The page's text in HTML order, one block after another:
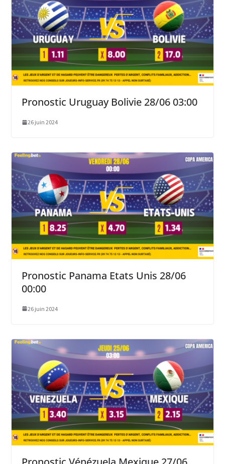
Pronostic Uruguay Bolivie 28/06 03:00
26 juin 2024
Pronostic Panama Etats Unis 28/06
00:00
26 juin 2024